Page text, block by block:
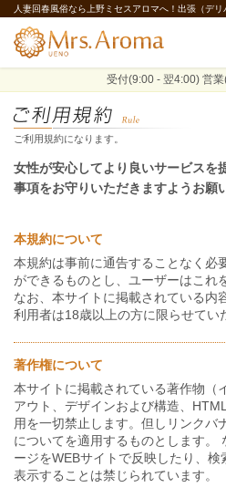
人妻回春風俗なら上野ミセスアロマへ！出張（デ
受付(9:00 - 翌4:00) 営
ご利用規約になります。
女性が安心してより良いサービスを
事項をお守りいただきますようお願
本規約について
本規約は事前に通告することなく必
ができるものとし、ユーザーはこれ
なお、本サイトに掲載されている内
利用者は18歳以上の方に限らせてい
著作権について
本サイトに掲載されている著作物（
アウト、デザインおよび構造、
用を一切禁止します。但しリンクバ
についてを適用するものとします。
ージをWEBサイトで反映したり、
表示することは禁じられています。